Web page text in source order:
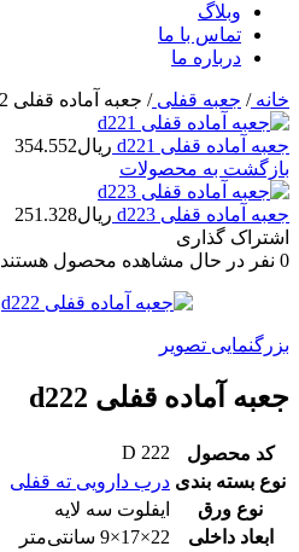
وبلاگ
تماس با ما
درباره ما
خانه/ جعبه قفلی/ جعبه آماده قفلی d222
جعبه آماده قفلی d221 ریال354.552
بازگشت به محصولات
جعبه آماده قفلی d223 ریال251.328
اشتراک گذاری
0 نفر در حال مشاهده محصول هستند
بزرگنمایی تصویر
جعبه آماده قفلی d222
کد محصول
D 222
نوع بسته بندی درب دارویی ته قفلی
نوع ورق
ایفلوت سه لایه
ابعاد داخلی
22×17×9 سانتی‌متر